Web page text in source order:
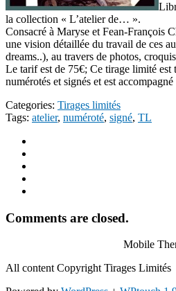
la collection « L’atelier de… ».
Consacré à Maryse et Fean-François
une vision détaillée du travail de ces
dreams..), au travers de photos,
Le tarif est de 75€; Ce tirage limité est
numérotés et signés et est accompagné
Categories: Tirages limités
Tags: atelier, numéroté, signé, TL
Comments are closed.
Mobile
All content Copyright Tirages Limités